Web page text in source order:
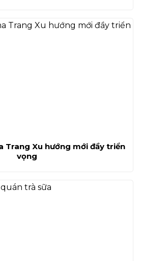
Trang Xu hướng mới đầy triển
vọng